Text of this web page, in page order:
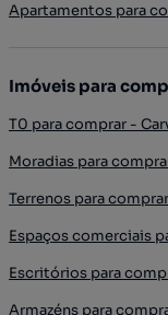
Apartamentos para
Imóveis para
T0 para comprar -
Moradias para
Terrenos para
Espaços comerciais
Escritórios para
Armazéns para